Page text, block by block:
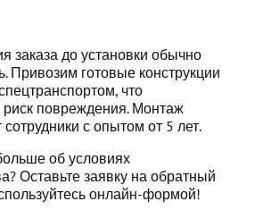
заказа до установки обычно
Привозим готовые конструкции
что
риск повреждения. Монтаж
с опытом от 5 лет.
об условиях
Оставьте заявку на обратный
онлайн-формой!